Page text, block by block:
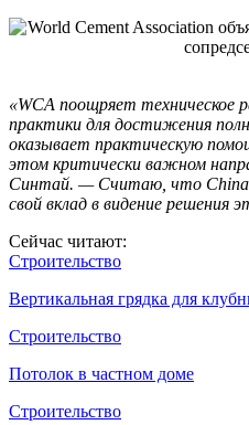
«WCA поощряет техническое
практики для достижения
оказывает практическую
этом критически важном
Синтай. — Считаю, что
свой вклад в видение решения
Сейчас читают:
Строительство
Вертикальная грядка для
Строительство
Потолок в частном доме
Строительство